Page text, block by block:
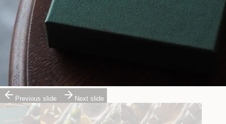
Previous slide Next slide